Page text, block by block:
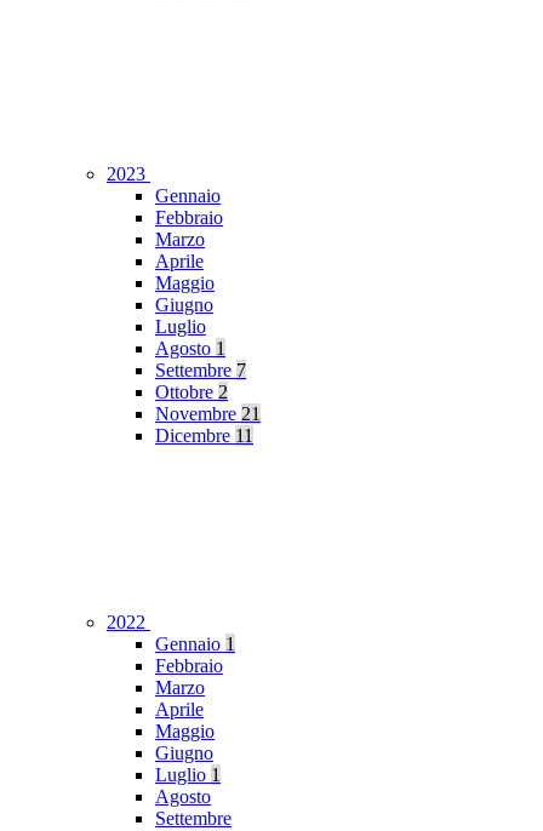
2023
Gennaio
Febbraio
Marzo
Aprile
Maggio
Giugno
Luglio
Agosto 1
Settembre 7
Ottobre 2
Novembre 21
Dicembre 11
2022
Gennaio 1
Febbraio
Marzo
Aprile
Maggio
Giugno
Luglio 1
Agosto
Settembre